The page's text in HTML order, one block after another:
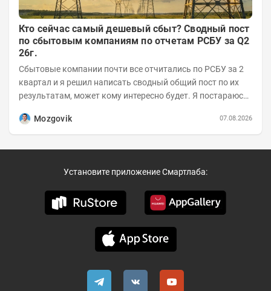
Кто сейчас самый дешевый сбыт? Сводный пост
по сбытовым компаниям по отчетам РСБУ за Q2
26г.
Сбытовые компании почти все отчитались по РСБУ за 2
квартал и я решил написать сводный общий пост по их
результатам, может кому интересно будет. Я постараюсь
Mozgovik
07.08.2026
Установите приложение Смартлаба: